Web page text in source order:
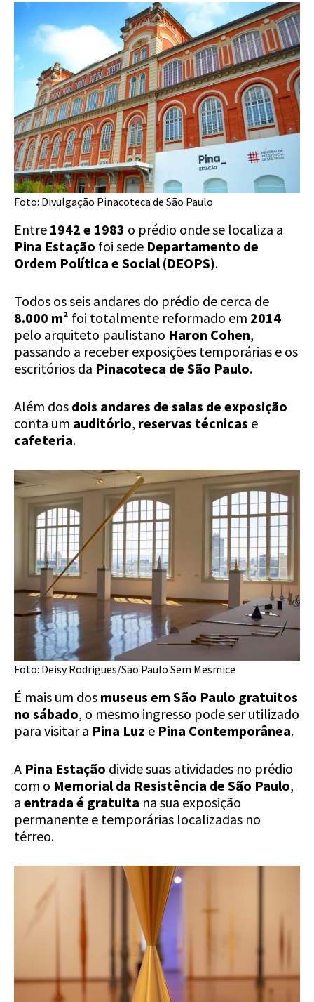
Foto: Divulgação Pinacoteca de São Paulo
Entre 1942 e 1983 o prédio onde se localiza a
Pina Estação foi sede Departamento de
Ordem Política e Social (DEOPS).
Todos os seis andares do prédio de cerca de
8.000 m² foi totalmente reformado em 2014
pelo arquiteto paulistano Haron Cohen,
passando a receber exposições temporárias e os
escritórios da Pinacoteca de São Paulo.
Além dos dois andares de salas de exposição
conta um auditório, reservas técnicas e
cafeteria.
Foto: Deisy Rodrigues/São Paulo Sem Mesmice
É mais um dos museus em São Paulo gratuitos
no sábado, o mesmo ingresso pode ser utilizado
para visitar a Pina Luz e Pina Contemporânea.
A Pina Estação divide suas atividades no prédio
com o Memorial da Resistência de São Paulo,
a entrada é gratuita na sua exposição
permanente e temporárias localizadas no
térreo.